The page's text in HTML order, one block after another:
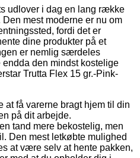
udlover i dag en lang række
mest moderne er nu om
fordi det er
dine produkter på et
er nemlig særdeles
den mindst kostelige
Trutta Flex 15 gr.-Pink-
få varerne bragt hjem til din
på dit arbejde.
tand mere bekostelig, men
Den mest letkøbte mulighed
at være selv at hente pakken,